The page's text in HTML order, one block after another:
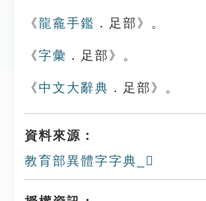
《龍龕手鑑 ．足部》。
《字彙 ．足部》。
《 中文大辭典 ．足部》。
資料來源：
教育部異體字字典_𨇥